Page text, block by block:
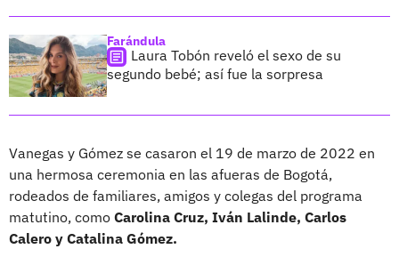
Farándula
Laura Tobón reveló el sexo de su
segundo bebé; así fue la sorpresa
Vanegas y Gómez se casaron el 19 de marzo de 2022 en
una hermosa ceremonia en las afueras de Bogotá,
rodeados de familiares, amigos y colegas del programa
matutino, como Carolina Cruz, Iván Lalinde, Carlos
Calero y Catalina Gómez.